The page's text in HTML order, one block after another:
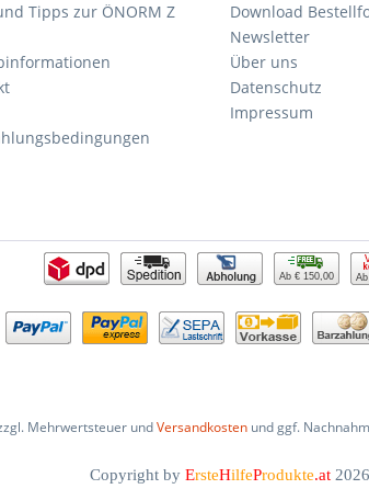
Tipps zur ÖNORM Z
Download
Newsletter
Über uns
Datenschutz
Impressum
Ab € 150,00
Mehrwertsteuer undVersandkosten und ggf.
Copyright by ErsteHilfeProdukte.at 2026